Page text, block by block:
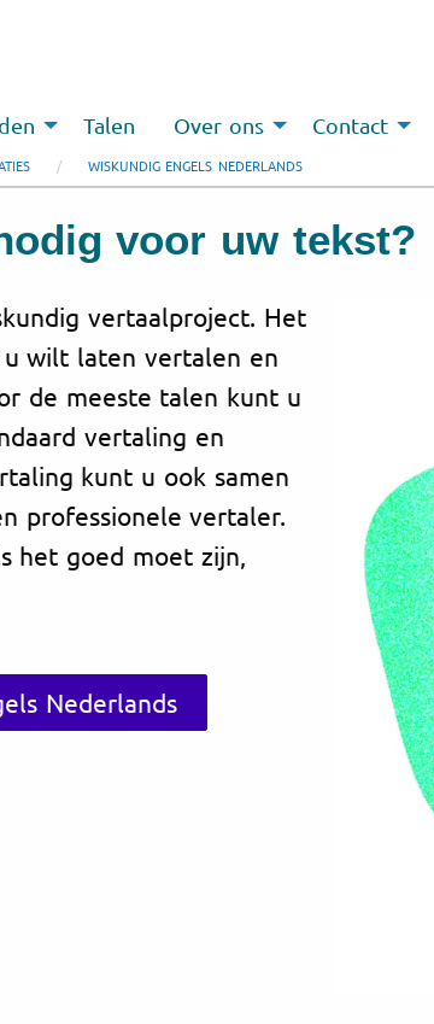
Talen Over ons Contact
WISKUNDIG ENGELS NEDERLANDS
voor uw tekst?
vertaalproject. Het
u wilt laten vertalen en
de meeste talen kunt u
vertaling en
kunt u ook samen
professionele vertaler.
het goed moet zijn,
Nederlands